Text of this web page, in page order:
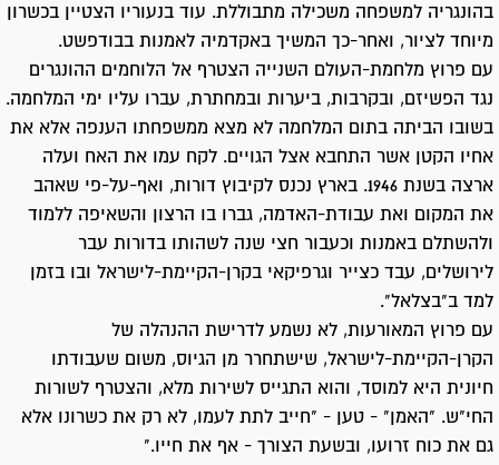
בהונגריה למשפחה משכילה מתבוללת. עוד בנעוריו הצטיין בכשרון
מיוחד לציור, ואחר-כך המשיך באקדמיה לאמנות בבודפשט.
עם פרוץ מלחמת-העולם השנייה הצטרף אל הלוחמים ההונגרים
נגד הפשיזם, ובקרבות, ביערות ובמחתרת, עברו עליו ימי המלחמה.
בשובו הביתה בתום המלחמה לא מצא ממשפחתו הענפה אלא את
אחיו הקטן אשר התחבא אצל הגויים. לקח עמו את האח ועלה
ארצה בשנת 1946. בארץ נכנס לקיבוץ דורות, ואף-על-פי שאהב
את המקום ואת עבודת-האדמה, גברו בו הרצון והשאיפה ללמוד
ולהשתלם באמנות וכעבור חצי שנה לשהותו בדורות עבר
לירושלים, עבד כצייר וגרפיקאי בקרן-הקיימת-לישראל ובו בזמן
למד ב"בצלאל".
עם פרוץ המאורעות, לא נשמע לדרישת ההנהלה של
הקרן-הקיימת-לישראל, שישתחרר מן הגיוס, משום שעבודתו
חיונית היא למוסד, והוא התגייס לשירות מלא, והצטרף לשורות
החי"ש. "האמן" - טען - "חייב לתת לעמו, לא רק את כשרונו אלא
גם את כוח זרועו, ובשעת הצורך - אף את חייו."